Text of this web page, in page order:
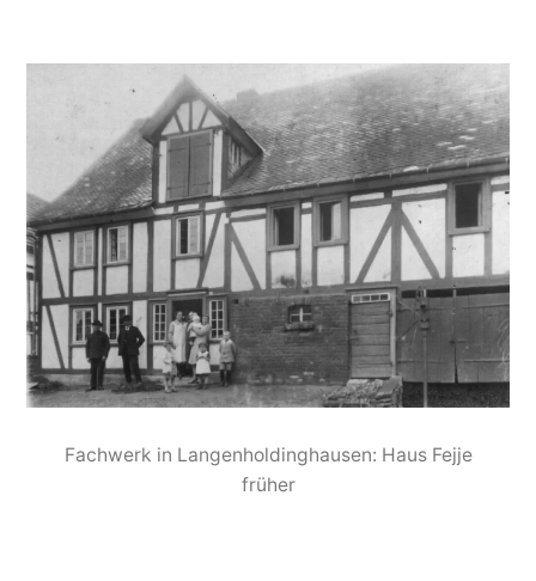
Fachwerk in Langenholdinghausen: Haus Fejje
früher